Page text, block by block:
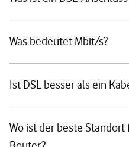
Was bedeutet Mbit/s?
Ist DSL besser als ein
Wo ist der beste Standort